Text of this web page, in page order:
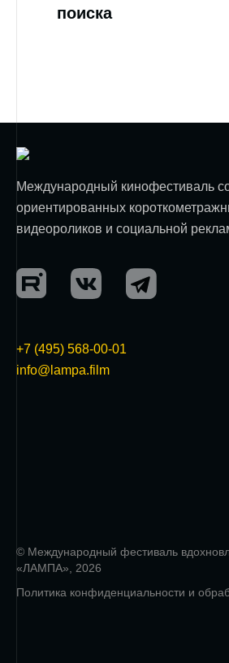
поиска
Международный кинофестиваль
ориентированных
видеороликов и социальной
+7 (495) 568-00-01
info@lampa.film
© Международный фестиваль
«ЛАМПА», 2026
Политика конфиденциальности и